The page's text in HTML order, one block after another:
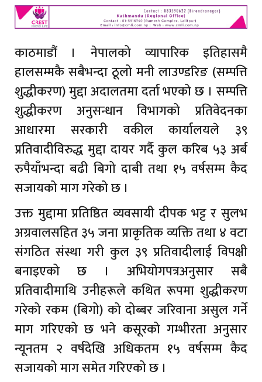
काठमाडौं । नेपालको व्यापारिक इतिहासमै
हालसम्मकै सबैभन्दा ठूलो मनी लाउण्डरिङ (सम्पत्ति
शुद्धीकरण) मुद्दा अदालतमा दर्ता भएको छ । सम्पत्ति
शुद्धीकरण अनुसन्धान विभागको प्रतिवेदनका
आधारमा सरकारी वकील कार्यालयले ३९
प्रतिवादीविरुद्ध मुद्दा दायर गर्दै कुल करिब ५३ अर्ब
रुपैयाँभन्दा बढी बिगो दाबी तथा १५ वर्षसम्म कैद
सजायको माग गरेको छ ।
उक्त मुद्दामा प्रतिष्ठित व्यवसायी दीपक भट्ट र सुलभ
अग्रवालसहित ३५ जना प्राकृतिक व्यक्ति तथा ४ वटा
संगठित संस्था गरी कुल ३९ प्रतिवादीलाई विपक्षी
बनाइएको छ । अभियोगपत्रअनुसार सबै
प्रतिवादीमाथि उनीहरूले कथित रूपमा शुद्धीकरण
गरेको रकम (बिगो) को दोब्बर जरिवाना असुल गर्ने
माग गरिएको छ भने कसूरको गम्भीरता अनुसार
न्यूनतम २ वर्षदेखि अधिकतम १५ वर्षसम्म कैद
सजायको माग समेत गरिएको छ ।